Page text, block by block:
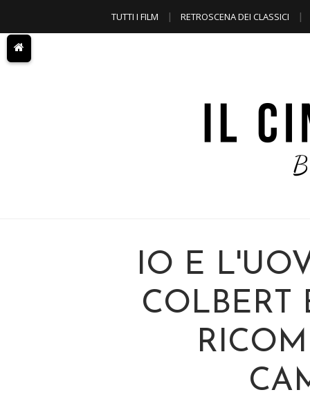
TUTTI I FILM RETROSCENA DEI CLASSICI
IO E
COLBERT